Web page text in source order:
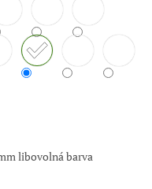
libovolná barva